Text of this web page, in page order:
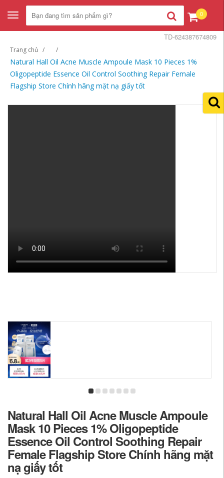
Toggle
navigation
0
Trang chủ
Natural Hall Oil Acne Muscle Ampoule Mask 10 Pieces 1%
Oligopeptide Essence Oil Control Soothing Repair Female
Flagship Store Chính hãng mặt nạ giấy tốt
TD-624387674809
Natural Hall Oil Acne Muscle Ampoule
Mask 10 Pieces 1% Oligopeptide
Essence Oil Control Soothing Repair
Female Flagship Store Chính hãng mặt
nạ giấy tốt